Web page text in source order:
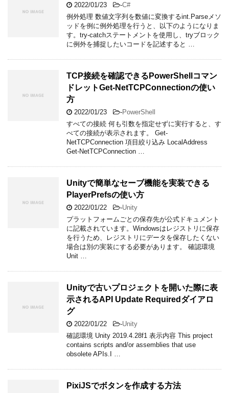
2022/01/23 -C#
例外処理 数値文字列を数値に変換するint.Parseメソ
ッドを例に例外処理を行うと、以下のようになりま
す。try-catchステートメントを使用し、tryブロック
に例外を捕捉したいコードを記述すると …
TCP接続を確認できるPowerShellコマン
ドレットGet-NetTCPConnectionの使い
方
2022/01/23 -PowerShell
すべての接続 何も引数を指定せずに実行すると、す
べての接続が表示されます。 Get-
NetTCPConnection 項目絞り込み LocalAddress
Get-NetTCPConnection …
Unityで簡単なセーブ機能を実装できる
PlayerPrefsの使い方
2022/01/22 -Unity
プラットフォームごとの保存先が公式ドキュメント
に記載されています。Windowsはレジストリに保存
を行うため、レジストリにデータを保存したくない
場合は別の実装にする必要があります。 確認環境
Unit …
Unityで古いプロジェクトを開いた際に表
示されるAPI Update Requiredダイアロ
グ
2022/01/22 -Unity
確認環境 Unity 2019.4.28f1 表示内容 This project
contains scripts and/or assemblies that use
obsolete APIs.I …
PixiJSでボタンを作成する方法